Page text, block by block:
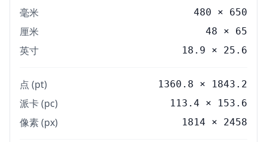
毫米 480 × 650
厘米 48 × 65
英寸 18.9 × 25.6
点 (pt) 1360.8 × 1843.2
派卡 (pc) 113.4 × 153.6
像素 (px) 1814 × 2458